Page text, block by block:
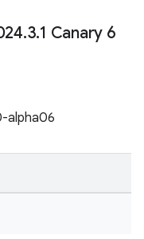
.3.1 Canary 6
alpha06